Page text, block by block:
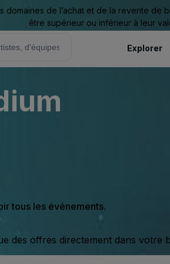
de l’achat et de la revente de
être supérieur ou inférieur à leur
Explorer
tous les événements.
des offres directement dans votre